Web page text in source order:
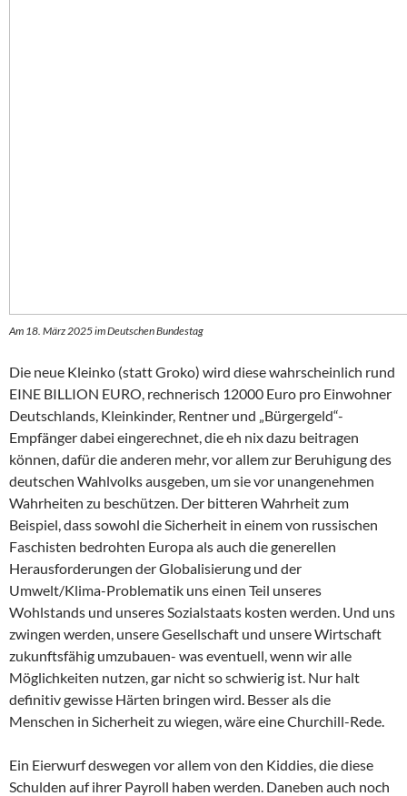
Am 18. März 2025 im Deutschen Bundestag
Die neue Kleinko (statt Groko) wird diese wahrscheinlich rund
EINE BILLION EURO, rechnerisch 12000 Euro pro Einwohner
Deutschlands, Kleinkinder, Rentner und „Bürgergeld“-
Empfänger dabei eingerechnet, die eh nix dazu beitragen
können, dafür die anderen mehr, vor allem zur Beruhigung des
deutschen Wahlvolks ausgeben, um sie vor unangenehmen
Wahrheiten zu beschützen. Der bitteren Wahrheit zum
Beispiel, dass sowohl die Sicherheit in einem von russischen
Faschisten bedrohten Europa als auch die generellen
Herausforderungen der Globalisierung und der
Umwelt/Klima-Problematik uns einen Teil unseres
Wohlstands und unseres Sozialstaats kosten werden. Und uns
zwingen werden, unsere Gesellschaft und unsere Wirtschaft
zukunftsfähig umzubauen- was eventuell, wenn wir alle
Möglichkeiten nutzen, gar nicht so schwierig ist. Nur halt
definitiv gewisse Härten bringen wird. Besser als die
Menschen in Sicherheit zu wiegen, wäre eine Churchill-Rede.
Ein Eierwurf deswegen vor allem von den Kiddies, die diese
Schulden auf ihrer Payroll haben werden. Daneben auch noch